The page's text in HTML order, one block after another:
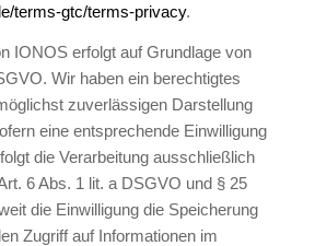
terms-gtc/terms-privacy.
IONOS erfolgt auf Grundlage von
Wir haben ein berechtigtes
zuverlässigen Darstellung
eine entsprechende Einwilligung
die Verarbeitung ausschließlich
6 Abs. 1 lit. a DSGVO und § 25
die Einwilligung die Speicherung
Zugriff auf Informationen im